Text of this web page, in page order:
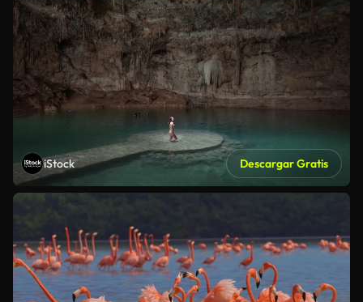
iStock Descargar Gratis